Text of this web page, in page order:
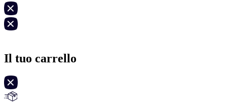
Il tuo carrello